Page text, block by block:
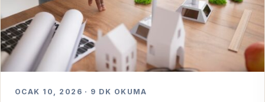
OCAK 10, 2026 · 9 DK OKUMA